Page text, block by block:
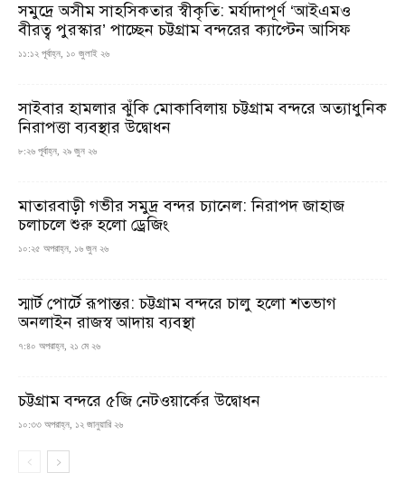
সমুদ্রে অসীম সাহসিকতার স্বীকৃতি: মর্যাদাপূর্ণ ‘আইএমও
বীরত্ব পুরস্কার’ পাচ্ছেন চট্টগ্রাম বন্দরের ক্যাপ্টেন আসিফ
১১:১২ পূর্বাহ্ন, ১০ জুলাই ২৬
সাইবার হামলার ঝুঁকি মোকাবিলায় চট্টগ্রাম বন্দরে অত্যাধুনিক
নিরাপত্তা ব্যবস্থার উদ্বোধন
৮:২৬ পূর্বাহ্ন, ২৯ জুন ২৬
মাতারবাড়ী গভীর সমুদ্র বন্দর চ্যানেল: নিরাপদ জাহাজ
চলাচলে শুরু হলো ড্রেজিং
১০:২৫ অপরাহ্ন, ১৬ জুন ২৬
স্মার্ট পোর্টে রূপান্তর: চট্টগ্রাম বন্দরে চালু হলো শতভাগ
অনলাইন রাজস্ব আদায় ব্যবস্থা
৭:৪০ অপরাহ্ন, ২১ মে ২৬
চট্টগ্রাম বন্দরে ৫জি নেটওয়ার্কের উদ্বোধন
১০:৩৩ অপরাহ্ন, ১২ জানুয়ারি ২৬